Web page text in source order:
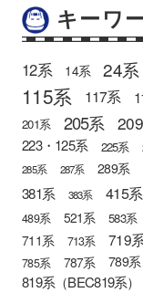
キーワ
12系 14系 24系
115系 117系
201系 205系
223・125系 225系
285系
287系 289系
381系 383系 415系
489系 521系 583系
711系 713系 719
785系 787系 789系
819系（BEC819系）